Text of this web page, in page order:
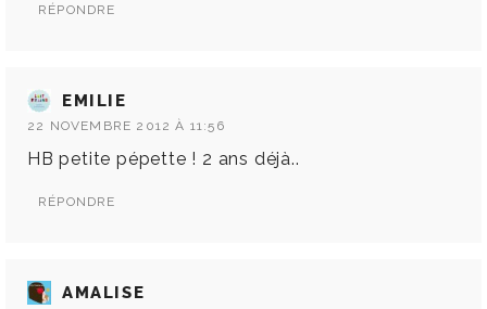
RÉPONDRE
EMILIE
22 NOVEMBRE 2012 À 11:56
HB petite pépette ! 2 ans déjà..
RÉPONDRE
AMALISE